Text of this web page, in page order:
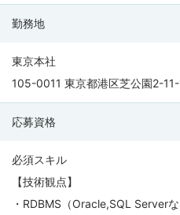
勤務地
東京本社
105-0011 東京都港区芝公園2-
応募資格
必須スキル
【技術観点】
・RDBMS（Oracle,SQL Server